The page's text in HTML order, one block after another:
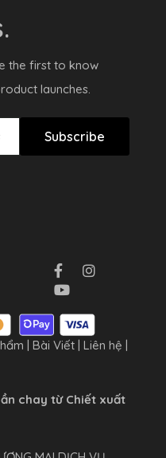
the first to know
launches.
Subscribe
Bài Viết Liên hệ
chay từ Chiết xuất